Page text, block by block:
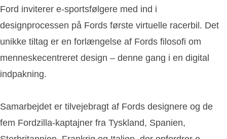
Ford inviterer e-sportsfølgere med ind i
designprocessen på Fords første virtuelle racerbil. Det
unikke tiltag er en forlængelse af Fords filosofi om
menneskecentreret design – denne gang i en digital
indpakning.
Samarbejdet er tilvejebragt af Fords designere og de
fem Fordzilla-kaptajner fra Tyskland, Spanien,